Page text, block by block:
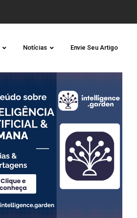
Notícias Envie Seu Artigo